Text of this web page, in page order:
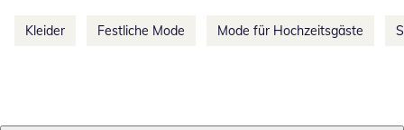
Kleider Festliche Mode Mode für Hochzeitsgäste